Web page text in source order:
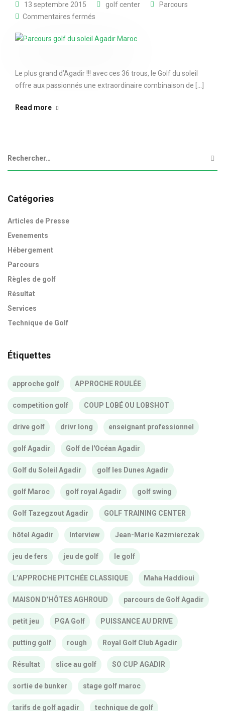
13 septembre 2015 golf center
Parcours
Commentaires fermés
Le plus grand d’Agadir !!! avec ces 36 trous, le Golf du soleil
offre aux passionnés une extraordinaire combinaison de [...]
Read more
Catégories
Articles de Presse
Evenements
Hébergement
Parcours
Règles de golf
Résultat
Services
Technique de Golf
Étiquettes
approche golf APPROCHE ROULÉE
competition golf COUP LOBÉ OU LOBSHOT
drive golf drivr long enseignant professionnel
golf Agadir Golf de l'Océan Agadir
Golf du Soleil Agadir golf les Dunes Agadir
golf Maroc golf royal Agadir golf swing
Golf Tazegzout Agadir GOLF TRAINING CENTER
hôtel Agadir Interview Jean-Marie Kazmierczak
jeu de fers jeu de golf le golf
L’APPROCHE PITCHÉE CLASSIQUE Maha Haddioui
MAISON D’HÔTES AGHROUD parcours de Golf Agadir
petit jeu PGA Golf PUISSANCE AU DRIVE
putting golf rough Royal Golf Club Agadir
Résultat slice au golf SO CUP AGADIR
sortie de bunker stage golf maroc
tarifs de golf agadir technique de golf